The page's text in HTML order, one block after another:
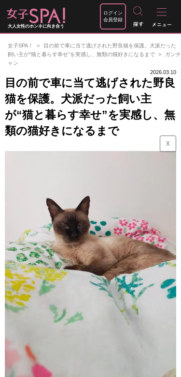
大人女性のホンネに向き合う
ログイン
会員登録
女子SPA！
目の前で車に当て逃げされた野良猫を保護。犬派だった
飼い主が“猫と暮らす幸せ”を実感し、無類の猫好きになるまで
ガンチ
ャン
2026.03.10
目の前で車に当て逃げされた野良
猫を保護。犬派だった飼い主
が“猫と暮らす幸せ”を実感し、無
類の猫好きになるまで
☓